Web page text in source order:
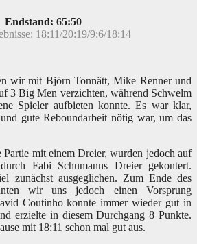
Endstand: 65:50
18:11/20:19/9:6/18:14
wir mit Björn Tonnätt, Mike Renner und
3 Big Men verzichten, während Schwelm
Spieler aufbieten konnte. Es war klar,
gute Reboundarbeit nötig war, um das
Partie mit einem Dreier, wurden jedoch auf
Fabi Schumanns Dreier gekontert.
zunächst ausgeglichen. Zum Ende des
wir uns jedoch einen Vorsprung
Coutinho konnte immer wieder gut in
erzielte in diesem Durchgang 8 Punkte.
mit 18:11 schon mal gut aus.